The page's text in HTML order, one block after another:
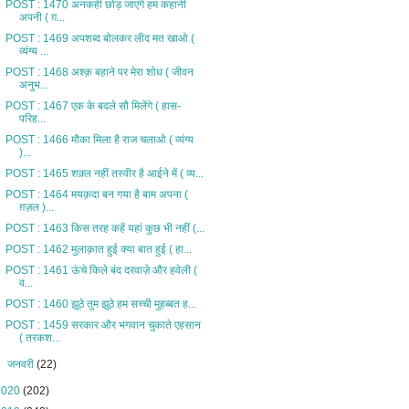
POST : 1470 अनकही छोड़ जाएंगे हम कहानी
अपनी ( ग़...
POST : 1469 अपशब्द बोलकर लीद मत खाओ (
व्यंग्य ...
POST : 1468 अश्क़ बहाने पर मेरा शोध ( जीवन
अनुभ...
POST : 1467 एक के बदले सौ मिलेंगे ( हास-
परिह...
POST : 1466 मौका मिला है राज चलाओ ( व्यंग्य
)...
POST : 1465 शक़्ल नहीं तस्वीर है आईने में ( व्य...
POST : 1464 मयक़दा बन गया है बाम अपना (
ग़ज़ल )...
POST : 1463 किस तरह कहें यहां कुछ भी नहीं (...
POST : 1462 मुलाक़ात हुई क्या बात हुई ( हा...
POST : 1461 ऊंचे किले बंद दरवाज़े और हवेली (
व...
POST : 1460 झूठे तुम झूठे हम सच्ची मुहब्बत ह...
POST : 1459 सरकार और भगवान चुकाते एहसान
( तरकश...
जनवरी(22)
(202)